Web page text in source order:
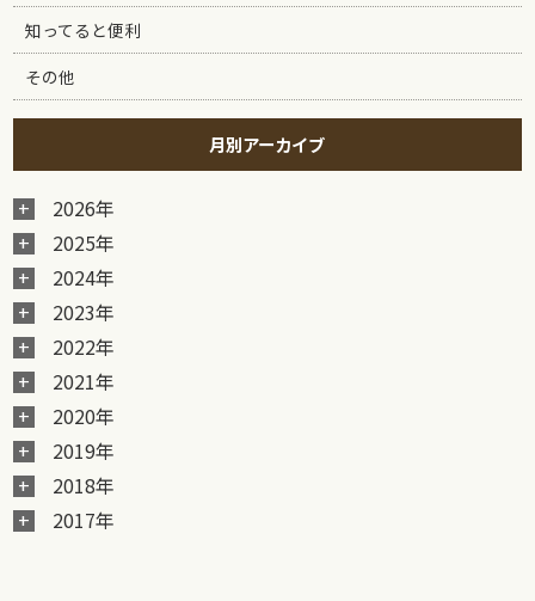
知ってると便利
その他
月別アーカイブ
2026年
2025年
2024年
2023年
2022年
2021年
2020年
2019年
2018年
2017年